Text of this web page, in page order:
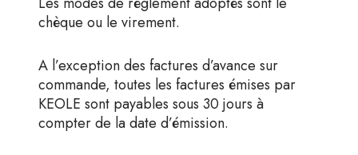
chèque ou le virement.
A l’exception des factures d’avance sur
commande, toutes les factures émises par
KEOLE sont payables sous 30 jours à
compter de la date d’émission.